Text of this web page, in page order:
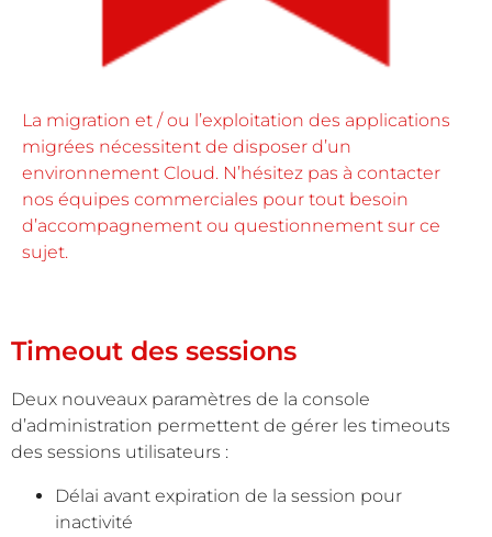
La migration et / ou l’exploitation des applications
migrées nécessitent de disposer d’un
environnement Cloud. N’hésitez pas à contacter
nos équipes commerciales pour tout besoin
d’accompagnement ou questionnement sur ce
sujet.
Timeout des sessions
Deux nouveaux paramètres de la console
d’administration permettent de gérer les timeouts
des sessions utilisateurs :
Délai avant expiration de la session pour
inactivité